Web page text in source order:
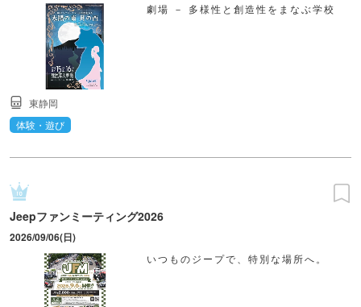
劇場 － 多様性と創造性をまなぶ学校
東静岡
体験・遊び
Jeepファンミーティング2026
2026/09/06(日)
いつものジープで、特別な場所へ。